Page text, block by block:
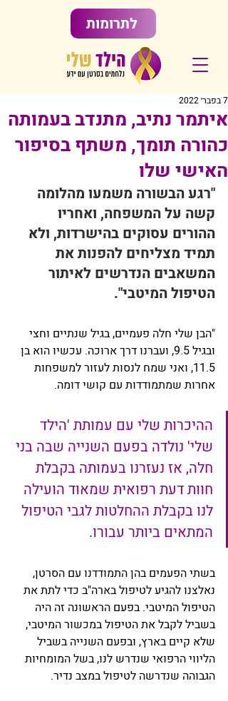
לתרומות
איתמר נתיב, מתנדב בעמותה
כהורה תומך, משתף בסיפור
האישי שלו
7 בפבר׳ 2022
"רגע הבשורה משמעו מהלומה
קשה על המשפחה, ואחריו
ההורים עסוקים בהישרדות, ולא
תמיד מצליחים להפנות את
המשאבים הנדרשים לאיתור
הטיפול המיטבי".
"הבן שלי חלה פעמיים, בגיל שנתיים וחצי
ובגיל 9.5, ועברנו דרך ארוכה. עכשיו הוא בן
11.5, ואני שמח לנסות לעזור למשפחות
אחרות שמתמודדות עם קושי דומה.
ההיכרות שלי עם עמותת 'הילד
שלי' נולדה בפעם השנייה שבה בני
חלה, אז נעזרנו בעמותה בקבלת
חוות דעת רפואית שמאוד הועילה
לנו בקבלת ההחלטות לגבי הטיפול
המתאים ביותר עבורו.
בשתי הפעמים בהן התמודדנו עם הסרטן,
נאלצנו להגיע לטיפול בארה"ב כדי לתת את
הטיפול המיטבי. בפעם הראשונה זה היה
בשביל לקבל את הטיפול במכשור המיטבי,
שלא קיים בארץ, ובפעם השנייה בשביל
הליווי הרפואי שנדרש לנו, בשל המומחיות
הגבוהה שנדרשה לטיפול במצב נדיר.